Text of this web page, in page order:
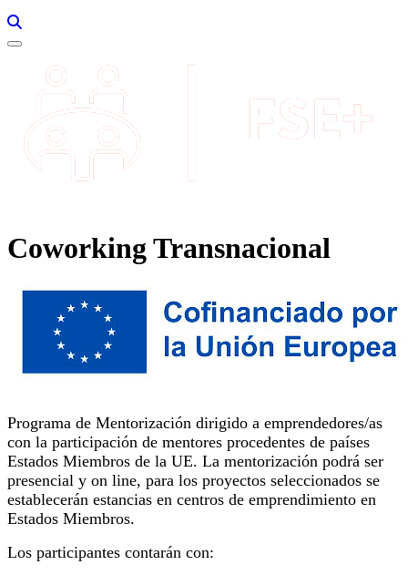
Coworking Transnacional
Programa de Mentorización dirigido a emprendedores/as
con la participación de mentores procedentes de países
Estados Miembros de la UE. La mentorización podrá ser
presencial y on line, para los proyectos seleccionados se
establecerán estancias en centros de emprendimiento en
Estados Miembros.
Los participantes contarán con: